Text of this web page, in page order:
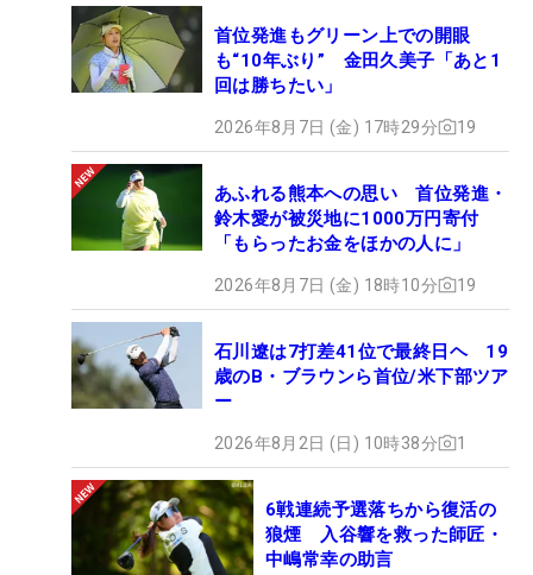
首位発進もグリーン上での開眼
も“10年ぶり” 金田久美子「あと1
回は勝ちたい」
2026年8月7日 (金) 17時29分 19
あふれる熊本への思い 首位発進・
鈴木愛が被災地に1000万円寄付
「もらったお金をほかの人に」
2026年8月7日 (金) 18時10分 19
石川遼は7打差41位で最終日ヘ 19
歳のB・ブラウンら首位/米下部ツア
ー
2026年8月2日 (日) 10時38分 1
6戦連続予選落ちから復活の
狼煙 入谷響を救った師匠・
中嶋常幸の助言